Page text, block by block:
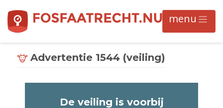
Advertentie 1544 (veiling)
De veiling is voorbij